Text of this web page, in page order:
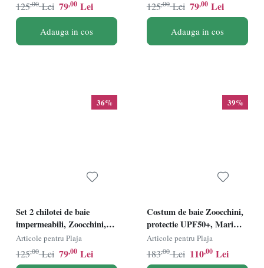
Pink Shark
79,00 Lei
125,00 Lei
Adauga in cos
Shark
79,00 Lei
125,00 Lei
Adauga in cos
36%
Set 2 chilotei de baie
impermeabili, Zoocchini,
protectie UPF50+, marime
M, 12-24 Luni Ã¢â‚¬â€œ
Shark
Articole pentru Plaja
79,00 Lei
125,00 Lei
39%
Costum de baie Zoocchini,
protectie UPF50+, Marime
L, 24-36 luni - Shark
Articole pentru Plaja
110,00 Lei
183,00 Lei